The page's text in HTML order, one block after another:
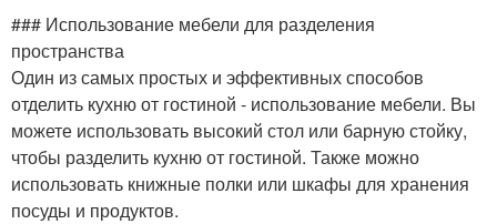
### Использование мебели для разделения
пространства
Один из самых простых и эффективных способов
отделить кухню от гостиной - использование мебели. Вы
можете использовать высокий стол или барную стойку,
чтобы разделить кухню от гостиной. Также можно
использовать книжные полки или шкафы для хранения
посуды и продуктов.